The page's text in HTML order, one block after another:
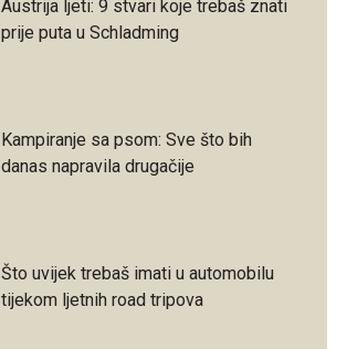
Austrija ljeti: 9 stvari koje trebaš znati
prije puta u Schladming
Kampiranje sa psom: Sve što bih
danas napravila drugačije
Što uvijek trebaš imati u automobilu
tijekom ljetnih road tripova